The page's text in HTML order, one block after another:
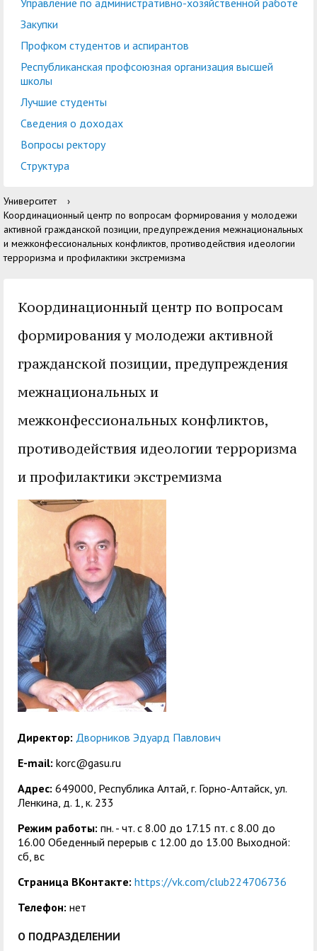
Международная
деятельность
Управление по
административно-
Закупки
Республиканская
организация высшей
школы
Вопросы ректору
Структура
Центр тестирования
иностранных граждан
по русскому языку
Центр развития
компетенций
Центр русского языка
представителей)
несовершеннолетних
обучающихся ГАГУ
модуль «Обучение
отпуска обучающимся
Управление по административно-хозяйственной работе
Закупки
Профком студентов и аспирантов
Республиканская профсоюзная организация высшей
школы
Лучшие студенты
Сведения о доходах
Вопросы ректору
Структура
Университет
›
Координационный центр по вопросам формирования у молодежи
активной гражданской позиции, предупреждения межнациональных
и межконфессиональных конфликтов, противодействия идеологии
терроризма и профилактики экстремизма
Координационный центр по вопросам
формирования у молодежи активной
гражданской позиции, предупреждения
межнациональных и
межконфессиональных конфликтов,
противодействия идеологии терроризма
и профилактики экстремизма
Директор: Дворников Эдуард Павлович
E-mail: korc@gasu.ru
Адрес: 649000, Республика Алтай, г. Горно-Алтайск, ул.
Ленкина, д. 1, к. 233
Режим работы: пн. - чт. с 8.00 до 17.15 пт. c 8.00 до
16.00 Обеденный перерыв с 12.00 до 13.00 Выходной:
сб, вс
Страница ВКонтакте: https://vk.com/club224706736
Телефон: нет
О ПОДРАЗДЕЛЕНИИ